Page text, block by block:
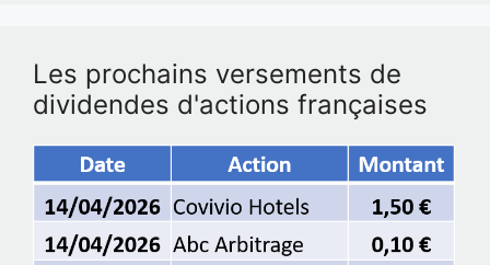
Les prochains versements de
dividendes d'actions françaises